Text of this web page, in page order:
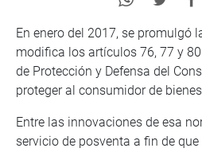
En enero del 2017, se promulgó
modifica los artículos 76, 77 y
de Protección y Defensa del
proteger al consumidor de
Entre las innovaciones de esa
servicio de posventa a fin de